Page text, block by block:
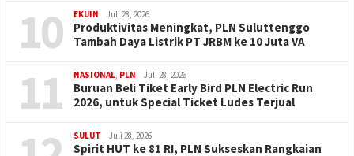
10 EKUIN Juli 28, 2026
Produktivitas Meningkat, PLN Suluttenggo
Tambah Daya Listrik PT JRBM ke 10 Juta VA
11 NASIONAL PLN Juli 28, 2026
Buruan Beli Tiket Early Bird PLN Electric Run
2026, untuk Special Ticket Ludes Terjual
SULUT Juli 28, 2026
Spirit HUT ke 81 RI, PLN Sukseskan Rangkaian